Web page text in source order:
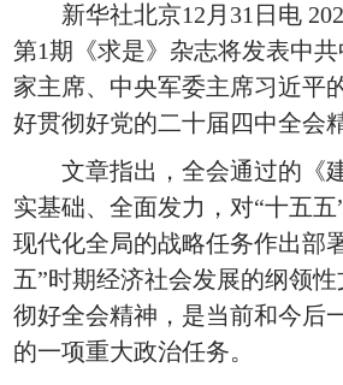
新华社北京12月31日电
第1期《求是》杂志将发表中
家主席、中央军委主席习近平
好贯彻好党的二十届四中全会
文章指出，全会通过的《
实基础、全面发力，对“十五
现代化全局的战略任务作出部
五”时期经济社会发展的纲领
彻好全会精神，是当前和今后
的一项重大政治任务。